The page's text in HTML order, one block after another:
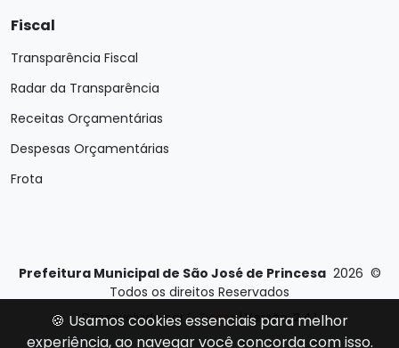
Fiscal
Transparência Fiscal
Radar da Transparência
Receitas Orçamentárias
Despesas Orçamentárias
Frota
Prefeitura Municipal de São José de Princesa 2026 ©
Todos os direitos Reservados
Desenvolvido porE-Ticons| Versão: 2.4.1
🍪 Usamos cookies essenciais para melhor
experiência, ao navegar você concorda com isso.